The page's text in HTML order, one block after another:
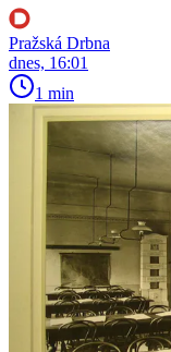
Pražská Drbna
dnes, 16:01
1 min